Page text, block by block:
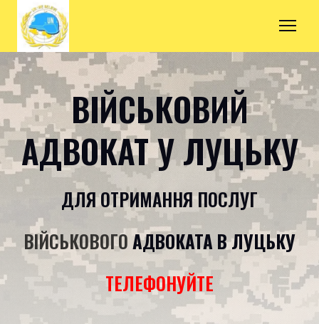
ВІЙСЬКОВИЙ
АДВОКАТ У ЛУЦЬКУ
ДЛЯ ОТРИМАННЯ ПОСЛУГ
ВІЙСЬКОВОГОАДВОКАТА В ЛУЦЬКУ
ТЕЛЕФОНУЙТЕ